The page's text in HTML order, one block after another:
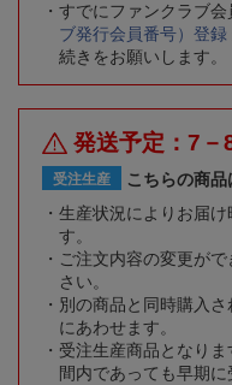
すでにファンクラブ会
ブ発行会員番号）登録
続きをお願いします。
発送予定：7－
受注生産
こちらの商品
生産状況によりお届
す。
ご注文内容の変更が
さい。
別の商品と同時購入
にあわせます。
受注生産商品となり
間内であっても早期